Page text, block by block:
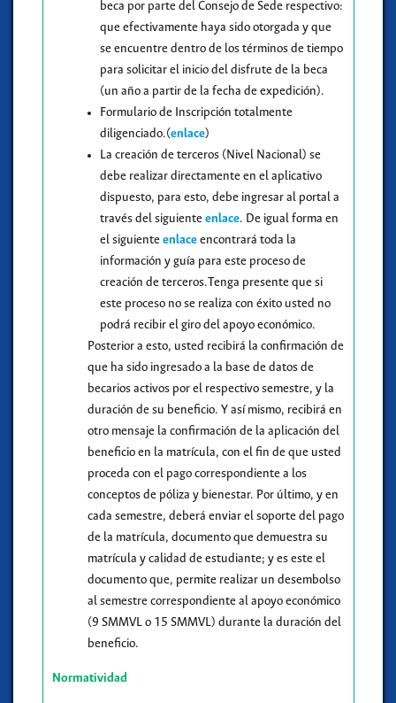
beca por parte del Consejo de Sede respectivo:
que efectivamente haya sido otorgada y que
se encuentre dentro de los términos de tiempo
para solicitar el inicio del disfrute de la beca
(un año a partir de la fecha de expedición).
Formulario de Inscripción totalmente
diligenciado.(enlace)
La creación de terceros (Nivel Nacional) se
debe realizar directamente en el aplicativo
dispuesto, para esto, debe ingresar al portal a
través del siguiente enlace. De igual forma en
el siguiente enlace encontrará toda la
información y guía para este proceso de
creación de terceros.Tenga presente que si
este proceso no se realiza con éxito usted no
podrá recibir el giro del apoyo económico.
Posterior a esto, usted recibirá la confirmación de
que ha sido ingresado a la base de datos de
becarios activos por el respectivo semestre, y la
duración de su beneficio. Y así mismo, recibirá en
otro mensaje la confirmación de la aplicación del
beneficio en la matrícula, con el fin de que usted
proceda con el pago correspondiente a los
conceptos de póliza y bienestar. Por último, y en
cada semestre, deberá enviar el soporte del pago
de la matrícula, documento que demuestra su
matrícula y calidad de estudiante; y es este el
documento que, permite realizar un desembolso
al semestre correspondiente al apoyo económico
(9 SMMVL o 15 SMMVL) durante la duración del
beneficio.
Normatividad